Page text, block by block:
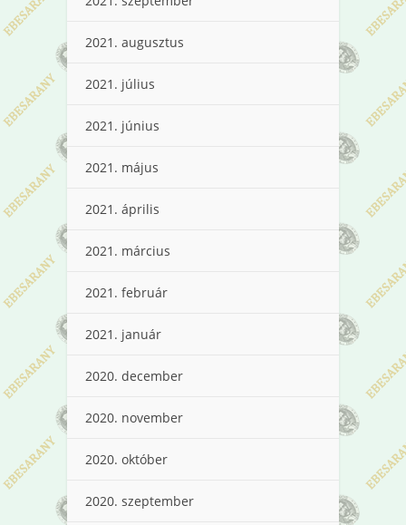
2021. augusztus
2021. július
2021. június
2021. május
2021. április
2021. március
2021. február
2021. január
2020. december
2020. november
2020. október
2020. szeptember